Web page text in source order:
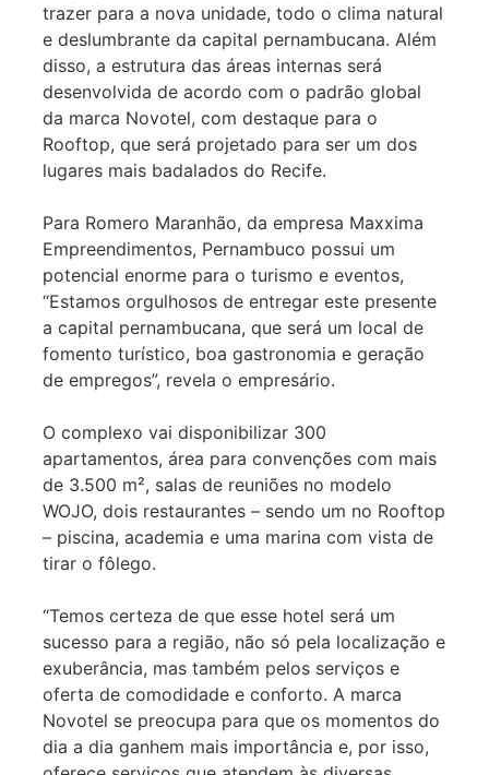
trazer para a nova unidade, todo o clima natural
e deslumbrante da capital pernambucana. Além
disso, a estrutura das áreas internas será
desenvolvida de acordo com o padrão global
da marca Novotel, com destaque para o
Rooftop, que será projetado para ser um dos
lugares mais badalados do Recife.
Para Romero Maranhão, da empresa Maxxima
Empreendimentos, Pernambuco possui um
potencial enorme para o turismo e eventos,
“Estamos orgulhosos de entregar este presente
a capital pernambucana, que será um local de
fomento turístico, boa gastronomia e geração
de empregos”, revela o empresário.
O complexo vai disponibilizar 300
apartamentos, área para convenções com mais
de 3.500 m², salas de reuniões no modelo
WOJO, dois restaurantes – sendo um no Rooftop
– piscina, academia e uma marina com vista de
tirar o fôlego.
“Temos certeza de que esse hotel será um
sucesso para a região, não só pela localização e
exuberância, mas também pelos serviços e
oferta de comodidade e conforto. A marca
Novotel se preocupa para que os momentos do
dia a dia ganhem mais importância e, por isso,